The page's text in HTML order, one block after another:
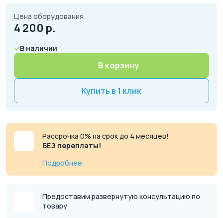
Цена оборудования
4 200 р.
В наличии
В корзину
Купить в 1 клик
Рассрочка 0% на срок до 4 месяцев!
БЕЗ переплаты!
Подробнее
Предоставим развернутую консультацию по
товару